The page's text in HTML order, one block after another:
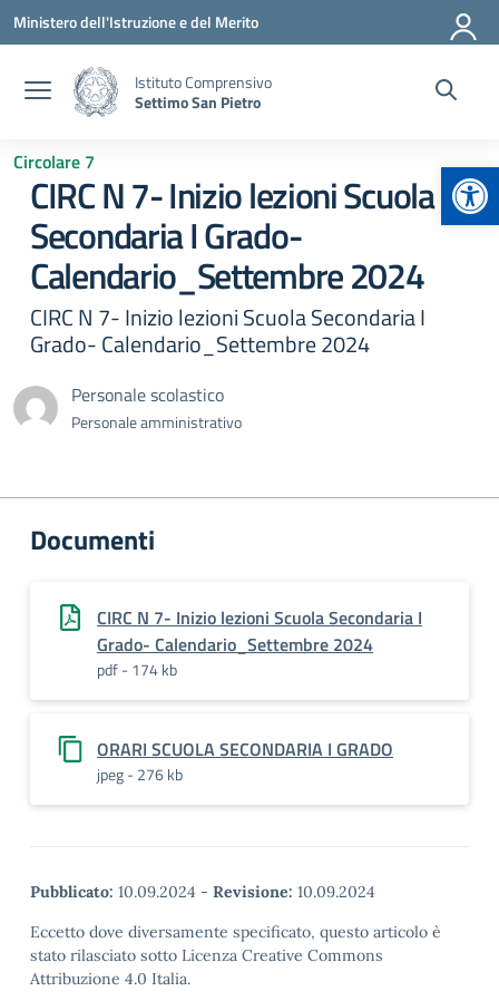
Vai ai contenuti
Vai al menu di navigazione
Vai al footer
Ministero dell'Istruzione e del Merito
Istituto Comprensivo
Settimo San Pietro
Circolare 7
CIRC N 7- Inizio lezioni Scuola
Secondaria I Grado-
Calendario_Settembre 2024
CIRC N 7- Inizio lezioni Scuola Secondaria I
Grado- Calendario_Settembre 2024
Personale scolastico
Personale amministrativo
Documenti
CIRC N 7- Inizio lezioni Scuola Secondaria I
Grado- Calendario_Settembre 2024
pdf - 174 kb
ORARI SCUOLA SECONDARIA I GRADO
jpeg - 276 kb
Pubblicato: 10.09.2024 - Revisione: 10.09.2024
Eccetto dove diversamente specificato, questo articolo è
stato rilasciato sotto Licenza Creative Commons
Attribuzione 4.0 Italia.